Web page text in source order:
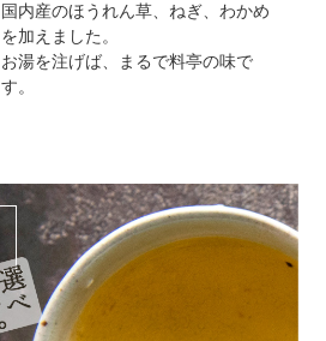
国内産のほうれん草、ねぎ、わかめ
を加えました。
お湯を注げば、まるで料亭の味で
す。